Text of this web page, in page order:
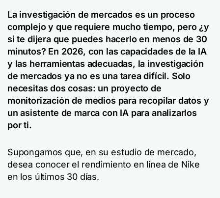
La investigación de mercados es un proceso
complejo y que requiere mucho tiempo, pero ¿y
si te dijera que puedes hacerlo en menos de 30
minutos? En 2026, con las capacidades de la IA
y las herramientas adecuadas, la investigación
de mercados ya no es una tarea difícil. Solo
necesitas dos cosas: un proyecto de
monitorización de medios para recopilar datos y
un asistente de marca con IA para analizarlos
por ti.
Supongamos que, en su estudio de mercado,
desea conocer el rendimiento en línea de Nike
en los últimos 30 días.